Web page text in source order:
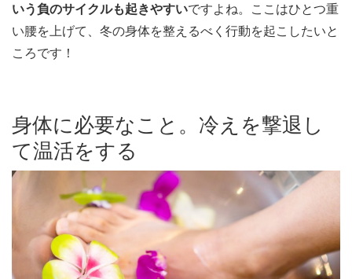
いう負のサイクルも起きやすいですよね。ここはひとつ重
い腰を上げて、冬の身体を整えるべく行動を起こしたいと
ころです！
身体に必要なこと。冷えを撃退し
て温活をする